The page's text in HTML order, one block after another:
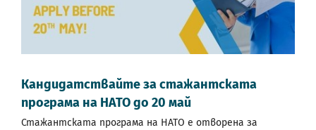
Кандидатствайте за стажантската
програма на НАТО до 20 май
Стажантската програма на НАТО е отворена за